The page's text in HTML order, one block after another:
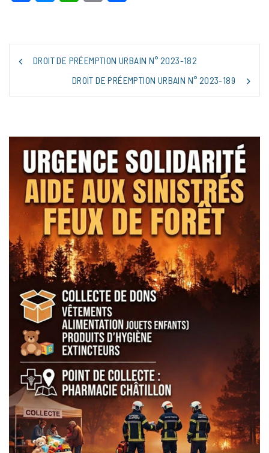
NAVIGATION
DE
DROIT DE PRÉEMPTION URBAIN N° 2023-182
DROIT DE PRÉEMPTION URBAIN N° 2023-189